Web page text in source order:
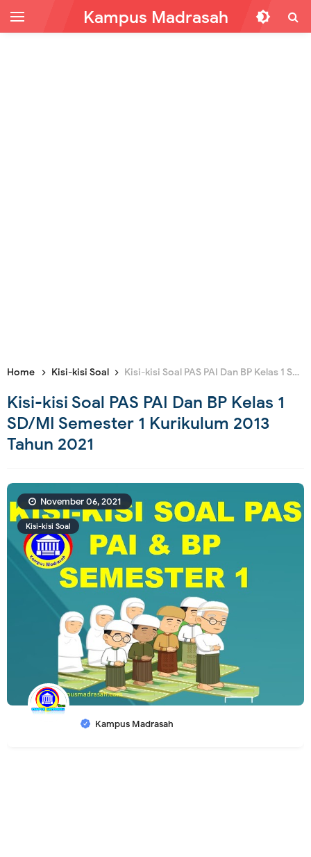
Kampus Madrasah
Home Kisi-kisi Soal Kisi-kisi Soal PAS PAI Dan BP Kelas 1 SD/MI Semester 1 Kurikulum 2013 Tahun 2021
Kisi-kisi Soal PAS PAI Dan BP Kelas 1
SD/MI Semester 1 Kurikulum 2013
Tahun 2021
Kisi-kisi Soal
Kampus Madrasah
November 06, 2021